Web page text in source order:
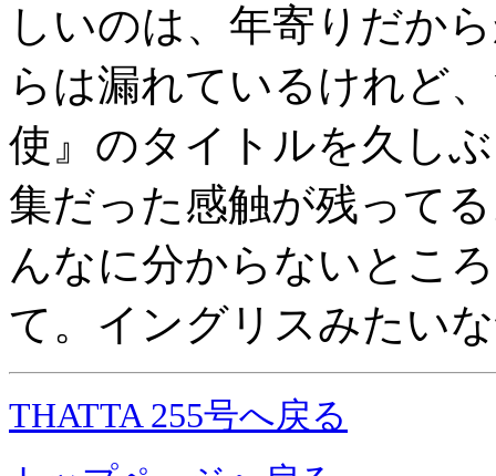
しいのは、年寄りだか
らは漏れているけれど
使』のタイトルを久し
集だった感触が残って
んなに分からないとこ
て。イングリスみたい
THATTA 255号へ戻る